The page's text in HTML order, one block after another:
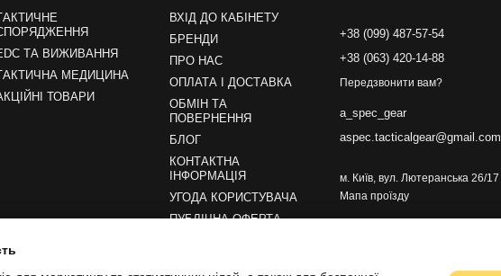
ТА ВИЖИВАННЯ
МЕДИЦИНА
ТОВАРИ
ВХІД ДО КАБІНЕТУ
БРЕНДИ
ПРО НАС
ОПЛАТА І ДОСТАВКА
ОБМІН ТА
ПОВЕРНЕННЯ
БЛОГ
КОНТАКТНА
ІНФОРМАЦІЯ
УГОДА КОРИСТУВАЧА
ПУБЛІЧНА ОФЕРТА
+38 (099) 487-57-54
+38 (063) 420-14-88
Передзвонити вам?
a_spec_gear
aspec.tacticalgear@gmail.com
м. Київ, вул. Лютеранська 26/17
Мапа проїзду